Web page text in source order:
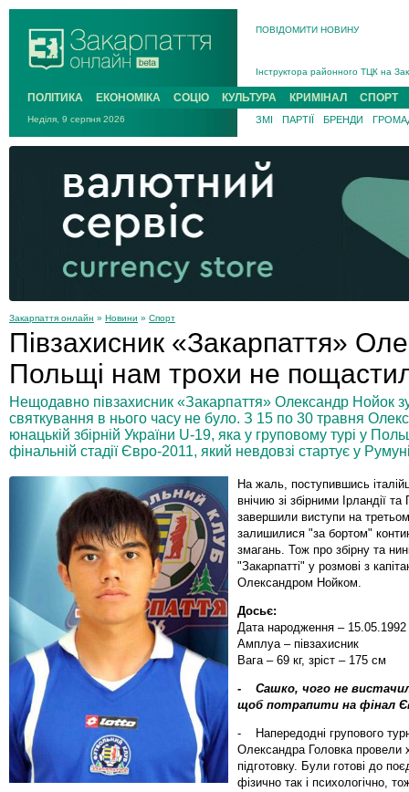
ПОВІДОМИТИ НОВИНУ
Інструктора районного ТЦК на
В Ужгороді попрощаються із
В Ужгороді 5 серпня
Підтвердили загибель
На війні з рф поліг військовий з
На війні загинув 26-річний
ПОЛІТИКА ЕКОНОМІКА СОЦІО КУЛЬТУРА КРИМІНАЛ СПОРТ
Неділя, 9 серпня 2026 ЗМІ ПАРТІЇ БРЕНДИ
Закарпаття онлайн » Новини » Спорт
Півзахисник «Закарпаття»
Польщі нам трохи не
Нещодавно півзахисник «Закарпаття» Олександр Нойок
святкування в нього часу не було. З 15 по 30 травня
юнацькій збірній України U-19, яка у груповому турі у
фінальній стадії Євро-2011, який невдовзі стартує у
На жаль, поступившись
внічию зі збірними Ірландії та
завершили виступи на
залишилися "за бортом"
змагань. Тож про збірну та
"Закарпатті" у розмові з
Олександром Нойком.
Досьє:
Дата народження – 15.05.1992
Амплуа – півзахисник
Вага – 69 кг, зріст – 175 см
- Сашко, чого не
щоб потрапити на фінал
- Напередодні групового
Олександра Головка провели
підготовку. Були готові до
фізично так і психологічно,